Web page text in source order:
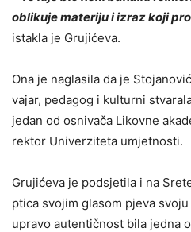
oblikuje materiju i izraz koji
istakla je Grujićeva.
Ona je naglasila da je
vajar, pedagog i kulturni
jedan od osnivača Likovne
rektor Univerziteta umjetnosti.
Grujićeva je podsjetila i na
ptica svojim glasom pjeva
upravo autentičnost bila jedna